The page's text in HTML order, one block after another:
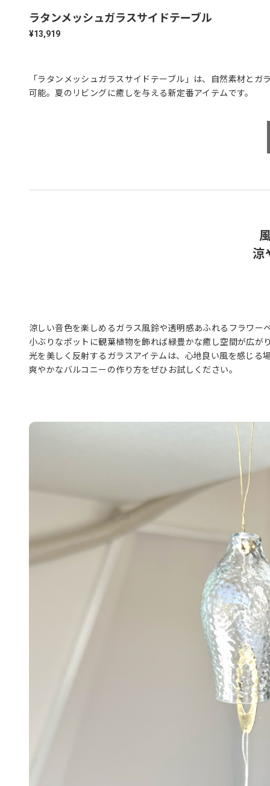
ラタンメッシュガラスサイドテーブル
¥13,919
「ラタンメッシュガラスサイドテーブル」は、自然素材と
可能。夏のリビングに癒しを与える新定番アイテムです。
涼
涼しい音色を楽しめるガラス風鈴や透明感あふれるフラワー
小ぶりなポットに観葉植物を飾れば緑豊かな癒し空間が広が
光を美しく反射するガラスアイテムは、心地良い風を感じる
爽やかなバルコニーの作り方をぜひお試しください。